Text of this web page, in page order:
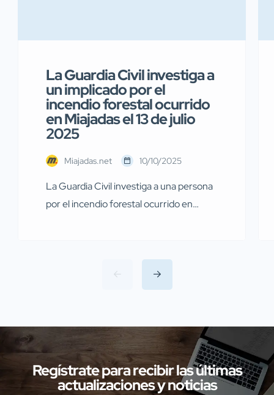
La Guardia Civil investiga a
un implicado por el
incendio forestal ocurrido
en Miajadas el 13 de julio
2025
Miajadas.net 10/10/2025
La Guardia Civil investiga a una persona
por el incendio forestal ocurrido en
Servicio de Protección de la Naturaleza
(SEPRONA) de la Comandancia de
Cáceres han llevado a cabo
de la provincia de Cáceres relacionadas
con presuntos delitos […]
Regístrate para recibir las últimas
actualizaciones y noticias